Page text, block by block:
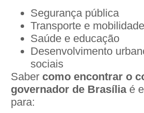
Segurança pública
Transporte e
Saúde e educação
Desenvolvimento
sociais
Saber como encontrar o
governador de Brasíliaé
para: